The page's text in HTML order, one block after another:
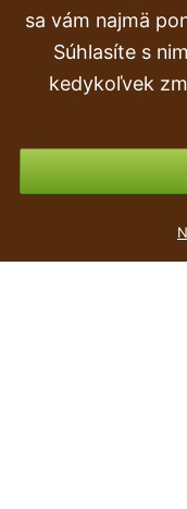
Doprava a
Objednávka
Vrátenie tovaru &
sa vám najmä
Súhlasíte s
kedykoľvek